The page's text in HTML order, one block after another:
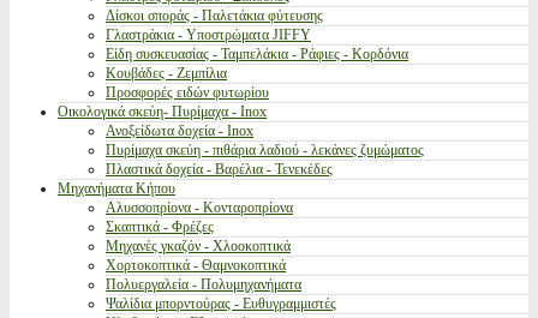
Δίσκοι σποράς - Παλετάκια φύτευσης
Γλαστράκια - Υποστρώματα JIFFY
Είδη συσκευασίας - Ταμπελάκια - Ράφιες - Κορδόνια
Κουβάδες - Ζεμπίλια
Προσφορές ειδών φυτωρίου
Οικολογικά σκεύη- Πυρίμαχα - Inox
Ανοξείδωτα δοχεία - Inox
Πυρίμαχα σκεύη - πιθάρια λαδιού - λεκάνες ζυμώματος
Πλαστικά δοχεία - Βαρέλια - Τενεκέδες
Μηχανήματα Κήπου
Αλυσσοπρίονα - Κονταροπρίονα
Σκαπτικά - Φρέζες
Μηχανές γκαζόν - Χλοοκοπτικά
Χορτοκοπτικά - Θαμνοκοπτικά
Πολυεργαλεία - Πολυμηχανήματα
Ψαλίδια μπορντούρας - Ευθυγραμμιστές